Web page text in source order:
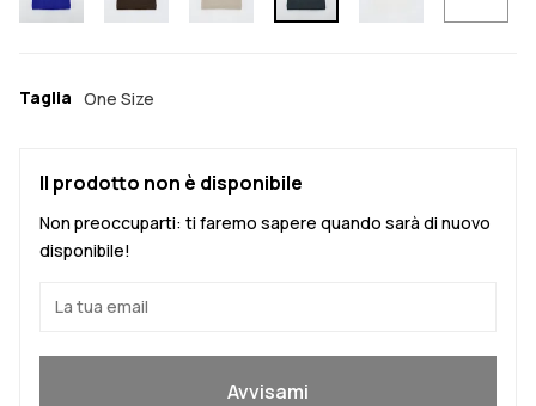
Taglia One Size
Il prodotto non è disponibile
Non preoccuparti: ti faremo sapere quando sarà di nuovo
disponibile!
Avvisami